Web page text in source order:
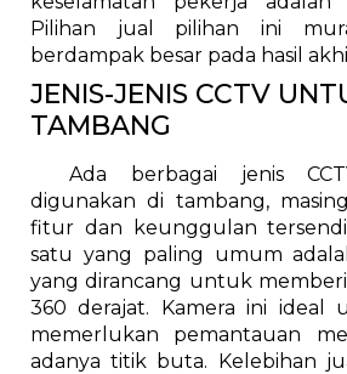
Pilihan jual pilihan ini
berdampak besar pada hasil
JENIS-JENIS CCTV
TAMBANG
Ada berbagai jenis
digunakan di tambang,
fitur dan keunggulan
satu yang paling umum
yang dirancang untuk
360 derajat. Kamera ini ideal
memerlukan pemantauan
adanya titik buta. Kelebihan